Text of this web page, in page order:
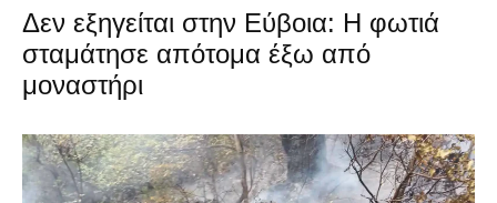
Δεν εξηγείται στην Εύβοια: Η φωτιά
σταμάτησε απότομα έξω από
μοναστήρι